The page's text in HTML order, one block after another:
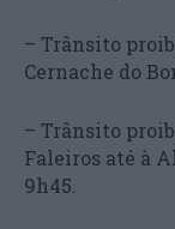
– Trânsito
Cernache do
– Trânsito
Faleiros até à
9h45.